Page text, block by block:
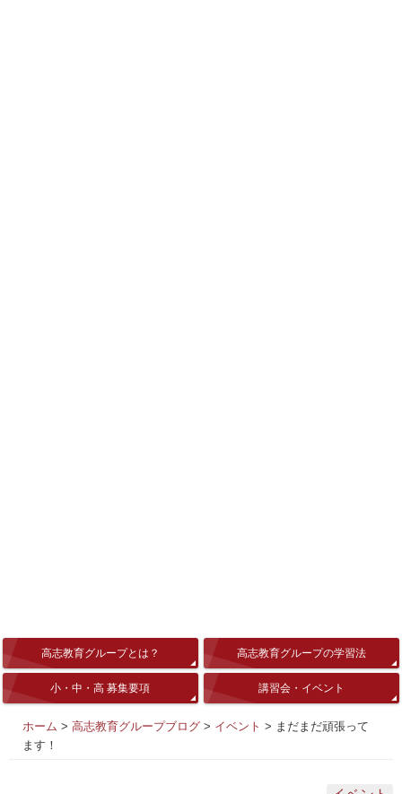
高志教育グループとは？ 高志教育グループの学習法
小・中・高 募集要項 講習会・イベント
ホーム > 高志教育グループブログ > イベント > まだまだ頑張って
ます！